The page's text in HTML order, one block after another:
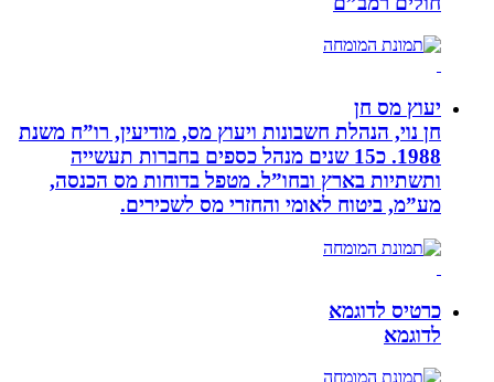
יעוץ מס חן
חן נוי, הנהלת חשבונות ויעוץ מס, מודיעין, רו”ח משנת
1988. כ15 שנים מנהל כספים בחברות תעשייה
ותשתיות בארץ ובחו”ל. מטפל בדוחות מס הכנסה,
מע”מ, ביטוח לאומי והחזרי מס לשכירים.
כרטיס לדוגמא
לדוגמא